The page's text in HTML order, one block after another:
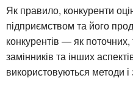
Як правило, конкуренти
підприємством та його
конкурентів — як поточних,
замінників та інших
використовуються методи